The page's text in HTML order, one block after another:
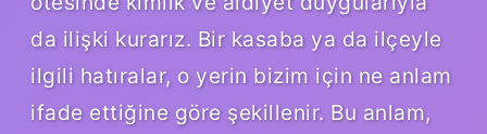
da ilişki kurarız. Bir kasaba ya da ilçeyle
ilgili hatıralar, o yerin bizim için ne anlam
ifade ettiğine göre şekillenir. Bu anlam,